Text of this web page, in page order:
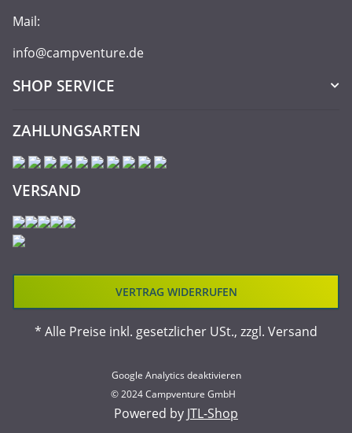
Mail:
info@campventure.de
SHOP SERVICE
ZAHLUNGSARTEN
VERSAND
VERTRAG WIDERRUFEN
* Alle Preise inkl. gesetzlicher USt., zzgl. Versand
Google Analytics deaktivieren
© 2024 Campventure GmbH
Powered by JTL-Shop